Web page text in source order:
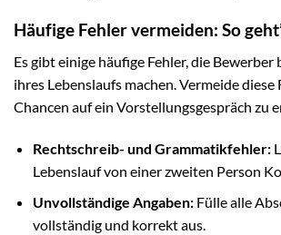
Häufige Fehler vermeiden: So
Es gibt einige häufige Fehler, die Bewerber
ihres Lebenslaufs machen. Vermeide diese
Chancen auf ein Vorstellungsgespräch zu
Rechtschreib- und Grammatikfehler:
Lebenslauf von einer zweiten Person
Unvollständige Angaben:Fülle alle
vollständig und korrekt aus.